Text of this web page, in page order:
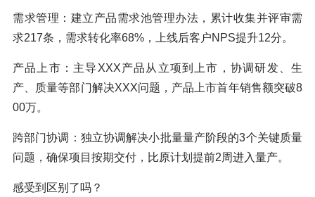
需求管理：建立产品需求池管理办法，累计收集并评审需
求217条，需求转化率68%，上线后客户NPS提升12分。
产品上市：主导XXX产品从立项到上市，协调研发、生
产、质量等部门解决XXX问题，产品上市首年销售额突破8
00万。
跨部门协调：独立协调解决小批量量产阶段的3个关键质量
问题，确保项目按期交付，比原计划提前2周进入量产。
感受到区别了吗？